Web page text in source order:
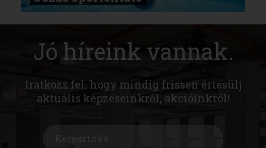
Jó híreink vannak.
Iratkozz fel, hogy mindig frissen értesülj
aktuális képzéseinkről, akcióinkról!